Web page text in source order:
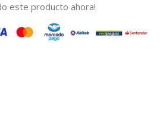
este producto ahora!